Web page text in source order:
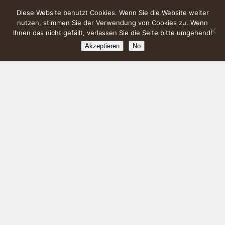
Diese Website benutzt Cookies. Wenn Sie die Website weiter
nutzen, stimmen Sie der Verwendung von Cookies zu. Wenn
Ihnen das nicht gefällt, verlassen Sie die Seite bitte umgehend!
Akzeptieren No